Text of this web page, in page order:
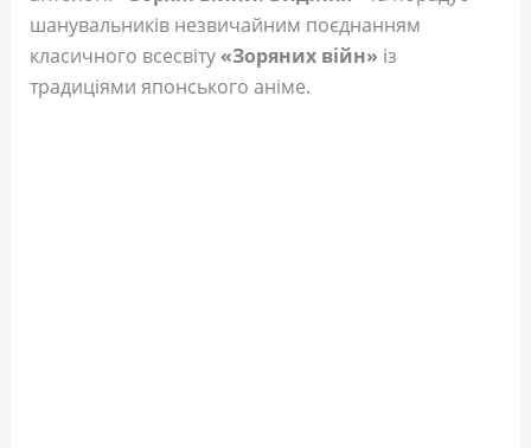
шанувальників незвичайним поєднанням
класичного всесвіту«Зоряних війн» із
традиціями японського аніме.